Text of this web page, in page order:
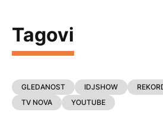
Tagovi
GLEDANOST IDJSHOW
TV NOVA
YOUTUBE